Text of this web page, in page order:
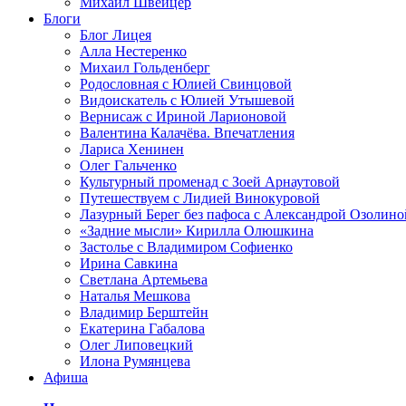
Блоги
Блог Лицея
Алла Нестеренко
Михаил Гольденберг
Родословная с Юлией Свинцовой
Видоискатель с Юлией Утышевой
Вернисаж с Ириной Ларионовой
Валентина Калачёва. Впечатления
Лариса Хенинен
Олег Гальченко
Культурный променад с Зоей Арнаутовой
Путешествуем с Лидией Винокуровой
Лазурный Берег без пафоса с Александрой
«Задние мысли» Кирилла Олюшкина
Застолье с Владимиром Софиенко
Ирина Савкина
Светлана Артемьева
Наталья Мешкова
Владимир Берштейн
Екатерина Габалова
Олег Липовецкий
Илона Румянцева
Афиша